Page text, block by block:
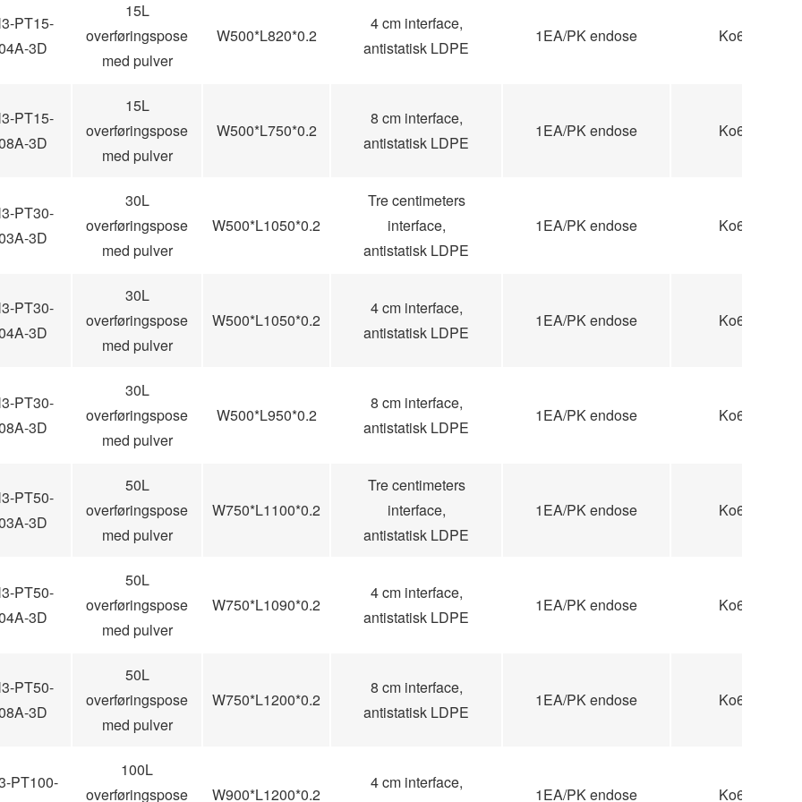
PT15-
3D
15L
overføringspose
med pulver
W500*L820*0.2
4 cm interface,
antistatisk LDPE
1EA/PK endose Ko60
PT15-
3D
15L
overføringspose
med pulver
W500*L750*0.2
8 cm interface,
antistatisk LDPE
1EA/PK endose Ko60
PT30-
3D
30L
overføringspose
med pulver
W500*L1050*0.2
Tre centimeters
interface,
antistatisk LDPE
1EA/PK endose Ko60
PT30-
3D
30L
overføringspose
med pulver
W500*L1050*0.2
4 cm interface,
antistatisk LDPE
1EA/PK endose Ko60
PT30-
3D
30L
overføringspose
med pulver
W500*L950*0.2
8 cm interface,
antistatisk LDPE
1EA/PK endose Ko60
PT50-
3D
50L
overføringspose
med pulver
W750*L1100*0.2
Tre centimeters
interface,
antistatisk LDPE
1EA/PK endose Ko60
PT50-
3D
50L
overføringspose
med pulver
W750*L1090*0.2
4 cm interface,
antistatisk LDPE
1EA/PK endose Ko60
PT50-
3D
50L
overføringspose
med pulver
W750*L1200*0.2
8 cm interface,
antistatisk LDPE
1EA/PK endose Ko60
PT100-
100L
overføringspose
W900*L1200*0.2
4 cm interface,
1EA/PK endose Ko60